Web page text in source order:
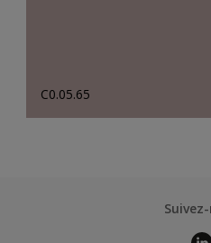
C0.05.65